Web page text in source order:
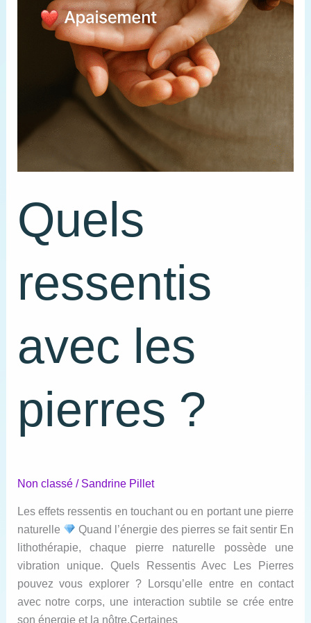
Quels
ressentis
avec les
pierres ?
Non classé/ Sandrine Pillet
Les effets ressentis en touchant ou en portant une pierre
naturelle
Quand l’énergie des pierres se fait sentir En
lithothérapie, chaque pierre naturelle possède une
vibration unique. Quels Ressentis Avec Les Pierres
pouvez vous explorer ? Lorsqu’elle entre en contact
avec notre corps, une interaction subtile se crée entre
son énergie et la nôtre.Certaines